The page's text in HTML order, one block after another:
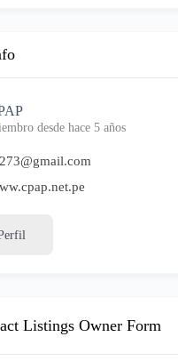
desde hace 5 años
Listings Owner Form